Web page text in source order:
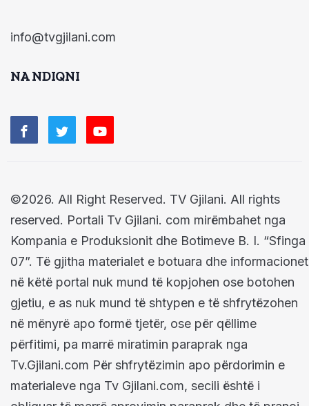
info@tvgjilani.com
NA NDIQNI
©2026. All Right Reserved. TV Gjilani. All rights
reserved. Portali Tv Gjilani. com mirëmbahet nga
Kompania e Produksionit dhe Botimeve B. I. “Sfinga
07”. Të gjitha materialet e botuara dhe informacionet
në këtë portal nuk mund të kopjohen ose botohen
gjetiu, e as nuk mund të shtypen e të shfrytëzohen
në mënyrë apo formë tjetër, ose për qëllime
përfitimi, pa marrë miratimin paraprak nga
Tv.Gjilani.com Për shfrytëzimin apo përdorimin e
materialeve nga Tv Gjilani.com, secili është i